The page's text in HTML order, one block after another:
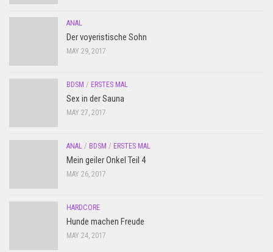
ANAL
Der voyeristische Sohn
MAY 29, 2017
BDSM / ERSTES MAL
Sex in der Sauna
MAY 27, 2017
ANAL / BDSM / ERSTES MAL
Mein geiler Onkel Teil 4
MAY 26, 2017
HARDCORE
Hunde machen Freude
MAY 24, 2017